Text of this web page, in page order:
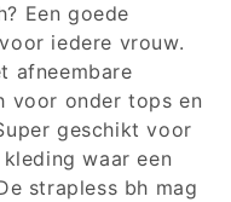
Een goede
iedere vrouw.
afneembare
voor onder tops en
geschikt voor
waar een
strapless bh mag